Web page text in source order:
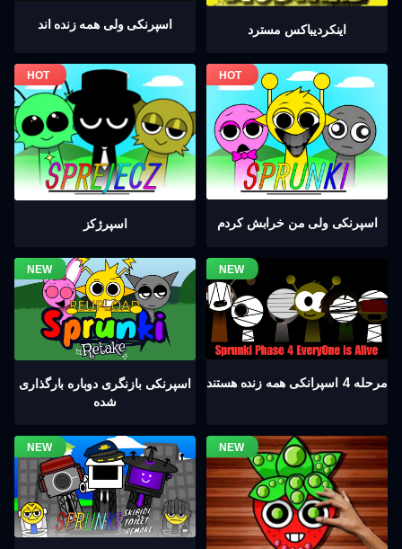
اسپرنکی ولی همه زنده اند اینکردیباكس مسترد
اسپرژکز اسپرنکی ولی من خرابش کردم
اسپرنکی بازنگری دوباره بارگذاری
شده
مرحله 4 اسپرانکی همه زنده هستند